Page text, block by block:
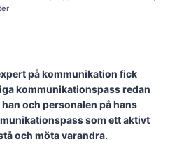
på kommunikation fick
kommunikationspass redan
och personalen på hans
som ett aktivt
och möta varandra.